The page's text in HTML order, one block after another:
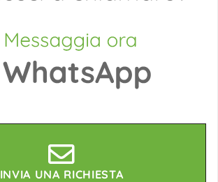
INVIA UNA RICHIESTA